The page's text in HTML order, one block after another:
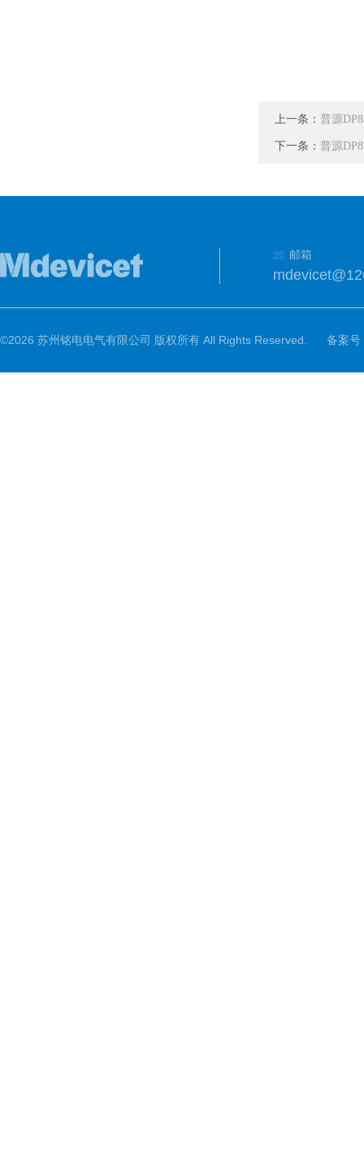
上一条： 普源
下一条： 普源
邮箱
©2026 苏州铭电电气有限公司 版权所有 All Rights Reserved. 备案号